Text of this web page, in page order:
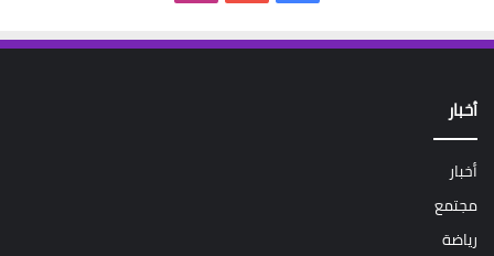
أخبار
أخبار
مجتمع
رياضة